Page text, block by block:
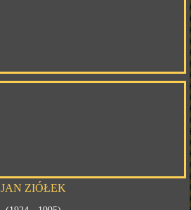
JAN ZIÓŁEK